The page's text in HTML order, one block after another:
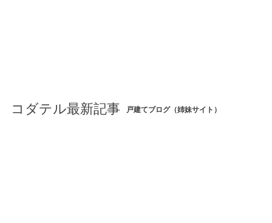
コダテル最新記事 戸建てブログ（姉妹サイト）